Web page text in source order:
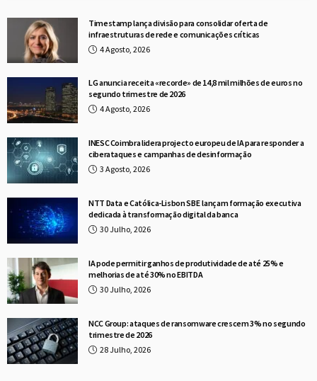
Timestamp lança divisão para consolidar oferta de
infraestruturas de rede e comunicações críticas
4 Agosto, 2026
LG anuncia receita «recorde» de 14,8 mil milhões de euros no
segundo trimestre de 2026
4 Agosto, 2026
INESC Coimbra lidera projecto europeu de IA para responder a
ciberataques e campanhas de desinformação
3 Agosto, 2026
NTT Data e Católica-Lisbon SBE lançam formação executiva
dedicada à transformação digital da banca
30 Julho, 2026
IA pode permitir ganhos de produtividade de até 25% e
melhorias de até 30% no EBITDA
30 Julho, 2026
NCC Group: ataques de ransomware crescem 3% no segundo
trimestre de 2026
28 Julho, 2026